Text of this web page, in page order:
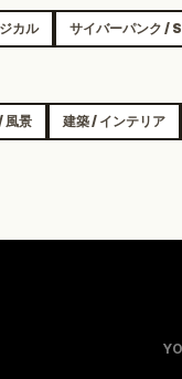
カル サイバーパンク /
風景 建築 / インテリア